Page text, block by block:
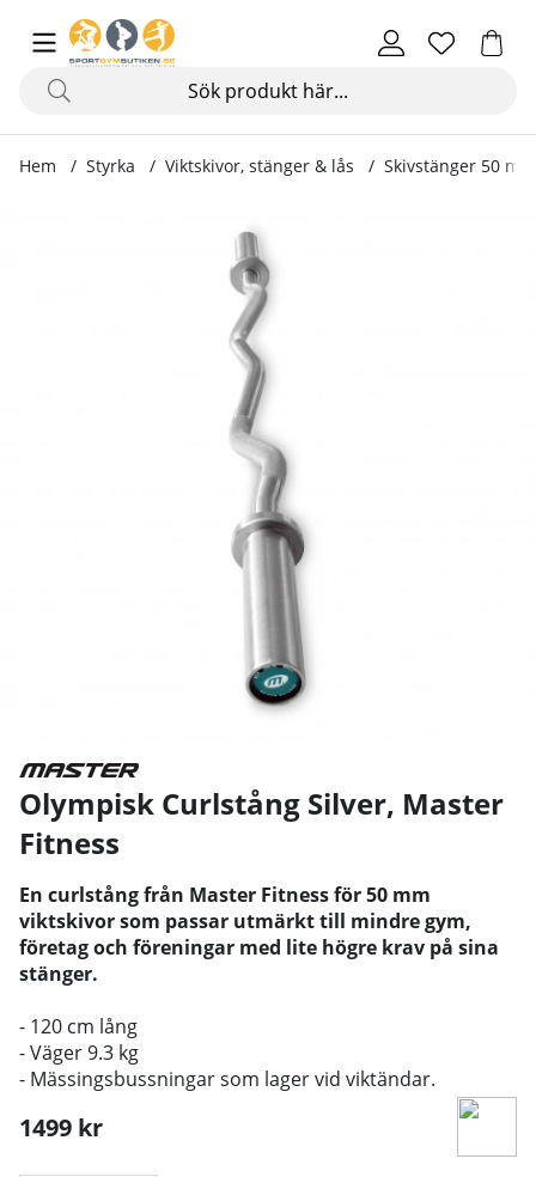
Hem Styrka Viktskivor, stänger & lås Skivstänger 50 mm
Olympisk Curlstång Silver, Master
Fitness
En curlstång från Master Fitness för 50 mm
viktskivor som passar utmärkt till mindre gym,
företag och föreningar med lite högre krav på sina
stänger.
- 120 cm lång
- Väger 9.3 kg
- Mässingsbussningar som lager vid viktändar.
1499 kr